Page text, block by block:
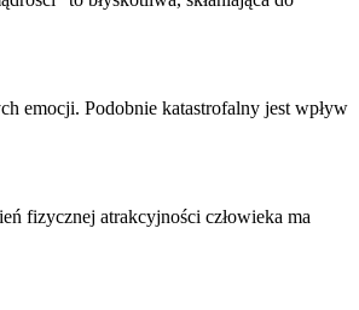
emocji. Podobnie katastrofalny jest wpływ
fizycznej atrakcyjności człowieka ma